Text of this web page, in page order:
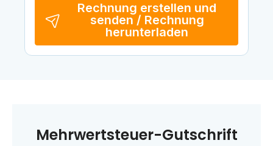
Rechnung erstellen und
senden / Rechnung
herunterladen
Mehrwertsteuer-Gutschrift